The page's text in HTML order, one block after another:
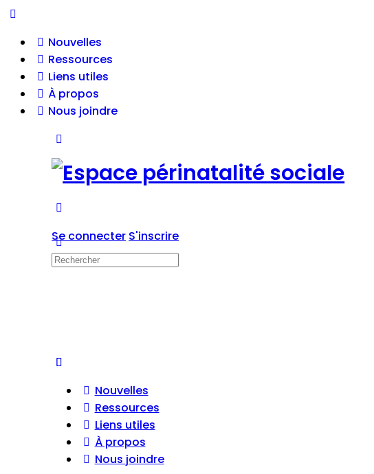
Nouvelles
Ressources
Liens utiles
À propos
Nous joindre
Se connecter S'inscrire
Nouvelles
Ressources
Liens utiles
À propos
Nous joindre